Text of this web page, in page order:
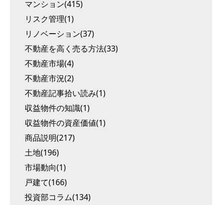
マンション(415)
リスク管理(1)
リノベーション(37)
不動産を高く売る方法(33)
不動産市場(4)
不動産市況(2)
不動産記事拾い読み(1)
収益物件の知識(1)
収益物件の資産価値(1)
商品説明(217)
土地(196)
市場動向(1)
戸建て(166)
投資部コラム(134)